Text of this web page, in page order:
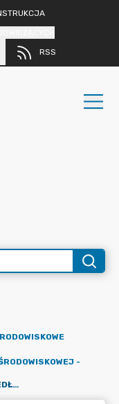
RSS
-
08.02.2023 - ZAWIADOMIENIE O PRZEDŁUŻENIU TERMINU ZAŁATWIENIA SPRAWY